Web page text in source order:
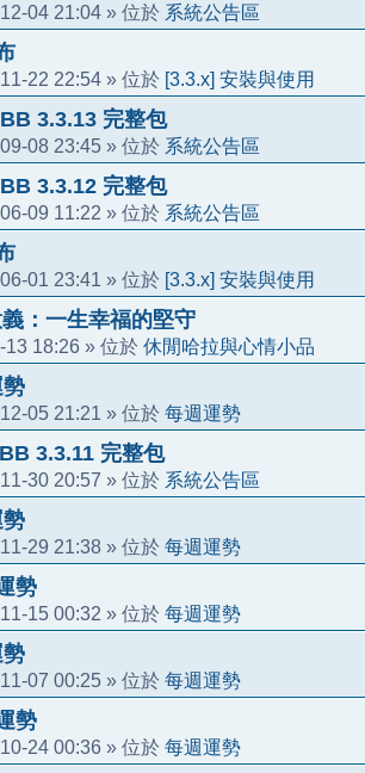
04 21:04 » 位於 系統公告區
22 22:54 » 位於 [3.3.x] 安裝與使用
3.3.13 完整包
08 23:45 » 位於 系統公告區
3.3.12 完整包
09 11:22 » 位於 系統公告區
01 23:41 » 位於 [3.3.x] 安裝與使用
：一生幸福的堅守
13 18:26 » 位於 休閒哈拉與心情小品
05 21:21 » 位於 每週運勢
3.3.11 完整包
30 20:57 » 位於 系統公告區
29 21:38 » 位於 每週運勢
勢
15 00:32 » 位於 每週運勢
07 00:25 » 位於 每週運勢
勢
24 00:36 » 位於 每週運勢